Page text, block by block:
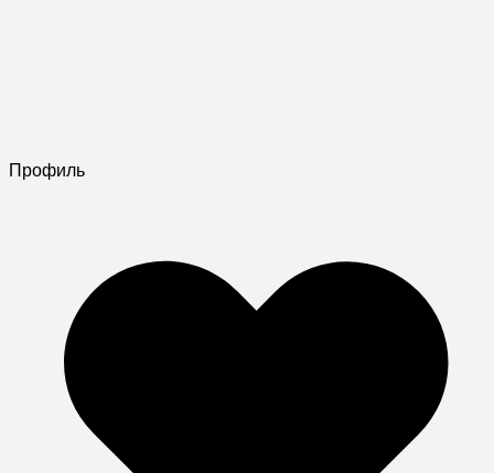
Профиль